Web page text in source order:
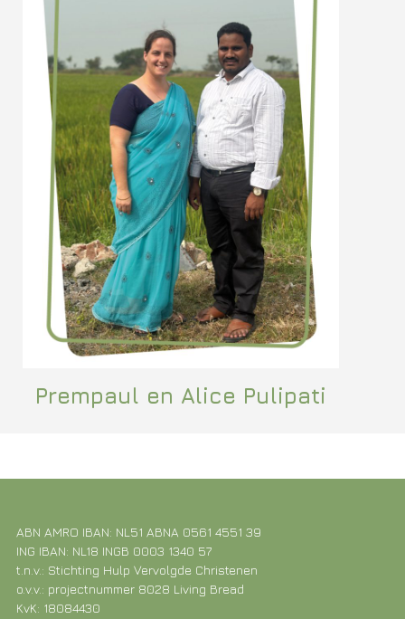
Prempaul en Alice Pulipati
ABN AMRO IBAN: NL51 ABNA 0561 4551 39
ING IBAN: NL18 INGB 0003 1340 57
t.n.v.: Stichting Hulp Vervolgde Christenen
o.v.v.: projectnummer 8028 Living Bread
KvK: 18084430